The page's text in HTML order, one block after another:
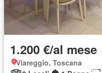
1.200 €/al mese
Viareggio, Toscana